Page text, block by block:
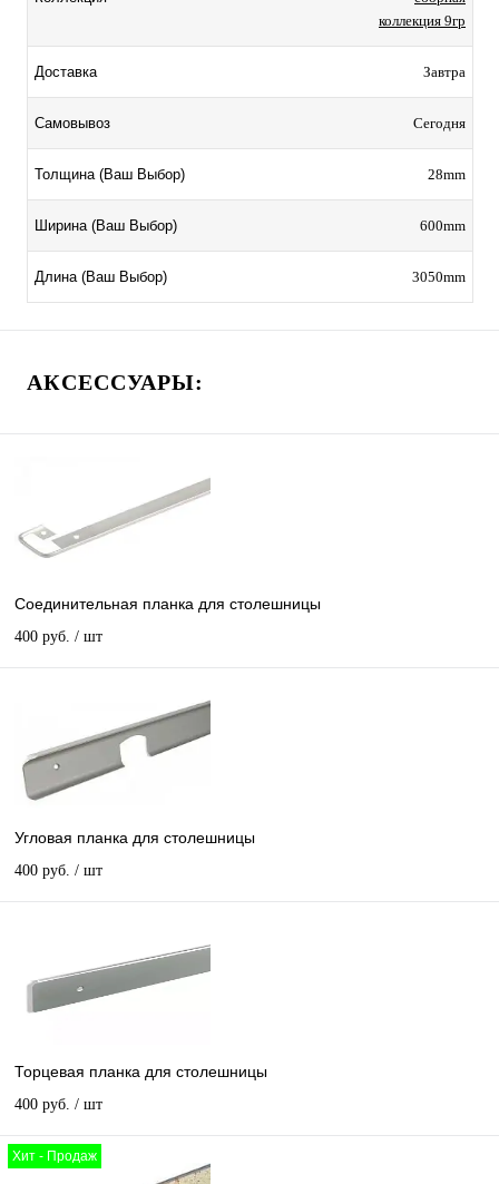
коллекция 9гр
Доставка Завтра
Самовывоз Сегодня
Толщина (Ваш Выбор) 28mm
Ширина (Ваш Выбор) 600mm
Длина (Ваш Выбор) 3050mm
АКСЕССУАРЫ:
Соединительная планка для столешницы
400 руб. / шт
Угловая планка для столешницы
400 руб. / шт
Торцевая планка для столешницы
400 руб. / шт
Хит - Продаж